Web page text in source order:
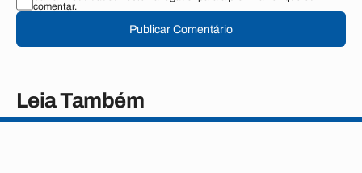
comentar.
Publicar Comentário
Leia Também